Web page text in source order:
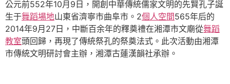
公元前552年10月9日，開創中華傳統儒家文明的先賢孔子誕
生于舞蹈場地山東省濟寧市曲阜市。2個人空間565年后的
2014年9月27日，中斷百余年的釋奠禮在湘潭市文廟從舞蹈
教室頭回歸，再現了傳統祭孔的祭奠法式。此次活動由湘潭
市傳統文明研討會主辦，湘潭古蓮漢韻社承辦。